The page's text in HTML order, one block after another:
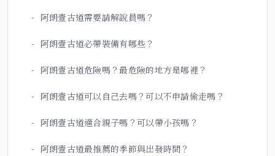
阿朗壹古道需要請解說員嗎？
阿朗壹古道必帶裝備有哪些？
阿朗壹古道危險嗎？最危險的地方是哪裡？
阿朗壹古道可以自己去嗎？可以不申請偷走嗎？
阿朗壹古道適合親子嗎？可以帶小孩嗎？
阿朗壹古道最推薦的季節與出發時間？